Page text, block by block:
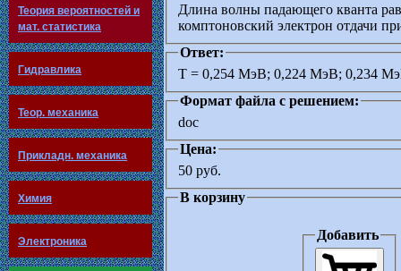
Теория вероятностей и
мат. статистика
Гидравлика
Теор. механика
Прикладн. механика
Химия
Электроника
Длина волны падающего кванта
комптоновский электрон отдачи
Ответ:
T = 0,254 МэВ; 0,224 МэВ; 0,234
Формат файла с решением:
doc
Цена:
50 руб.
В корзину
Добавить